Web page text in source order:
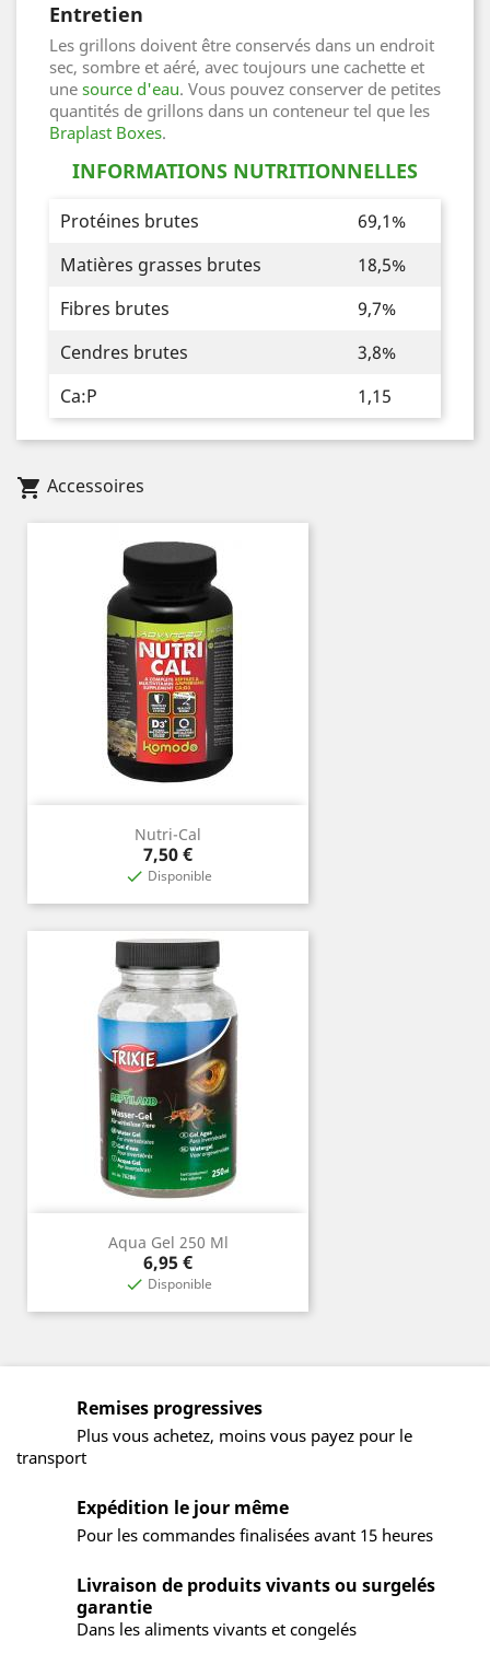
Entretien
Les grillons doivent être conservés dans un endroit
sec, sombre et aéré, avec toujours une cachette et
une source d'eau. Vous pouvez conserver de petites
quantités de grillons dans un conteneur tel que les
Braplast Boxes.
INFORMATIONS NUTRITIONNELLES
Protéines brutes
69,1%
Matières grasses brutes
18,5%
Fibres brutes
9,7%
Cendres brutes
3,8%
Ca:P
1,15
shopping_cart Accessoires
Nutri-Cal
Prix
7,50 €
 Disponible
Aqua Gel 250 Ml
Prix
6,95 €
 Disponible
Remises progressives
Plus vous achetez, moins vous payez pour le
transport
Expédition le jour même
Pour les commandes finalisées avant 15 heures
Livraison de produits vivants ou surgelés
garantie
Dans les aliments vivants et congelés